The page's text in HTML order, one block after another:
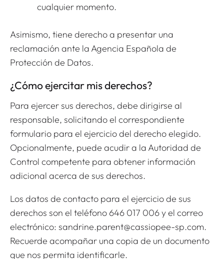
cualquier momento.
Asimismo, tiene derecho a presentar una
reclamación ante la Agencia Española de
Protección de Datos.
¿Cómo ejercitar mis derechos?
Para ejercer sus derechos, debe dirigirse al
responsable, solicitando el correspondiente
formulario para el ejercicio del derecho elegido.
Opcionalmente, puede acudir a la Autoridad de
Control competente para obtener información
adicional acerca de sus derechos.
Los datos de contacto para el ejercicio de sus
derechos son el teléfono 646 017 006 y el correo
electrónico: sandrine.parent@cassiopee-sp.com.
Recuerde acompañar una copia de un documento
que nos permita identificarle.